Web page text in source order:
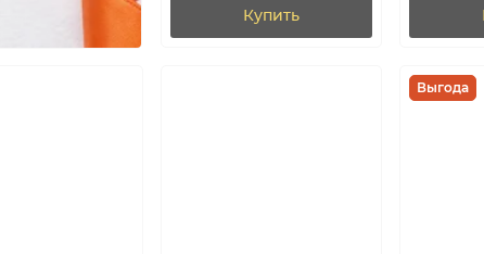
Купить
Выгода